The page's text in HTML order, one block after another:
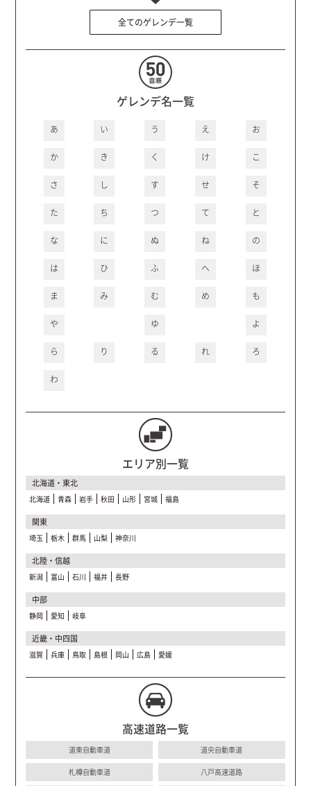
全てのゲレンデ一覧
ゲレンデ名一覧
あ い う え お
か き く け こ
さ し す せ そ
た ち つ て と
な に ぬ ね の
は ひ ふ へ ほ
ま み む め も
や ゆ よ
ら り る れ ろ
わ
エリア別一覧
北海道・東北
北海道 青森 岩手 秋田 山形 宮城 福島
関東
埼玉 栃木 群馬 山梨 神奈川
北陸・信越
新潟 富山 石川 福井 長野
中部
静岡 愛知 岐阜
近畿・中四国
滋賀 兵庫 鳥取 島根 岡山 広島 愛媛
高速道路一覧
道東自動車道 道央自動車道
札樽自動車道 八戸高速道路